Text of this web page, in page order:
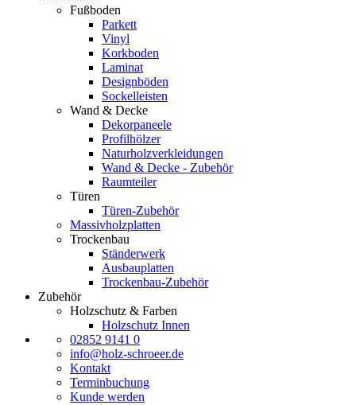
Fußboden
Parkett
Vinyl
Korkboden
Laminat
Designböden
Sockelleisten
Wand & Decke
Dekorpaneele
Profilhölzer
Naturholzverkleidungen
Wand & Decke - Zubehör
Raumteiler
Türen
Türen-Zubehör
Massivholzplatten
Trockenbau
Ständerwerk
Ausbauplatten
Trockenbau-Zubehör
Zubehör
Holzschutz & Farben
Holzschutz Innen
02852 9141 0
info@holz-schroeer.de
Kontakt
Terminbuchung
Kunde werden